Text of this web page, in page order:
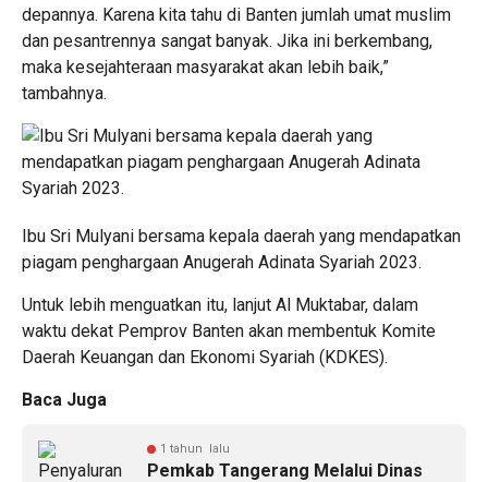
depannya. Karena kita tahu di Banten jumlah umat muslim
dan pesantrennya sangat banyak. Jika ini berkembang,
maka kesejahteraan masyarakat akan lebih baik,”
tambahnya.
Ibu Sri Mulyani bersama kepala daerah yang mendapatkan
piagam penghargaan Anugerah Adinata Syariah 2023.
Untuk lebih menguatkan itu, lanjut Al Muktabar, dalam
waktu dekat Pemprov Banten akan membentuk Komite
Daerah Keuangan dan Ekonomi Syariah (KDKES).
Baca Juga
1 tahun lalu
Pemkab Tangerang Melalui Dinas